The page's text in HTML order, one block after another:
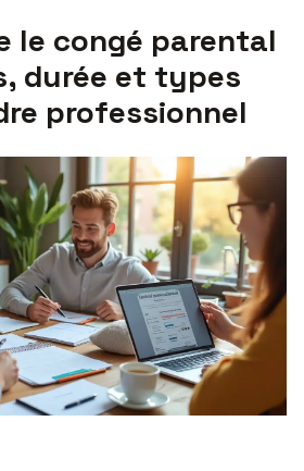
le congé parental
durée et types
professionnel